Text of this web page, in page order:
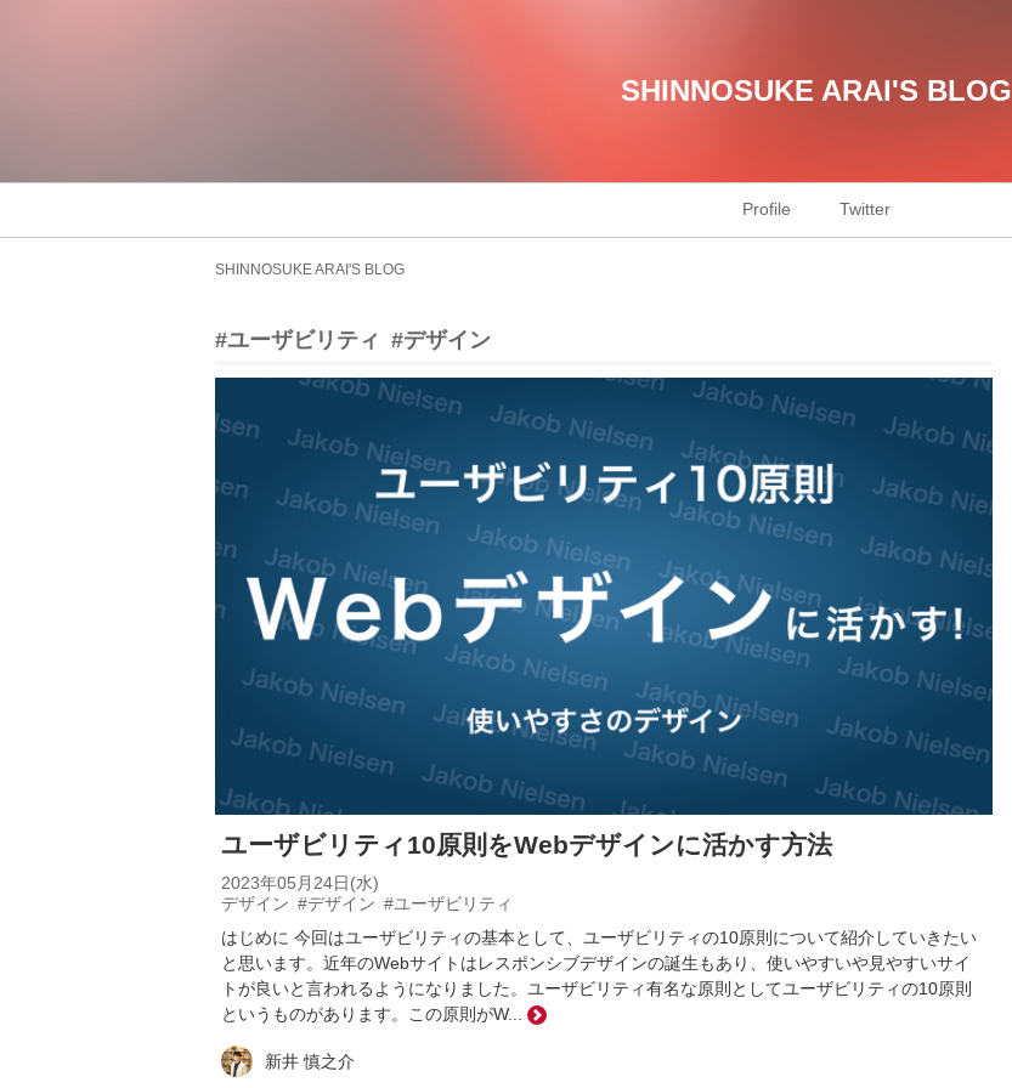
SHINNOSUKE ARAI'S BLOG
Profile Twitter
SHINNOSUKE ARAI'S BLOG
#ユーザビリティ #デザイン
ユーザビリティ10原則をWebデザインに活かす方法
2023年05月24日(水)
デザイン #デザイン #ユーザビリティ
はじめに 今回はユーザビリティの基本として、ユーザビリティの10原則について紹介していきたい
と思います。近年のWebサイトはレスポンシブデザインの誕生もあり、使いやすいや見やすいサイ
トが良いと言われるようになりました。ユーザビリティ有名な原則としてユーザビリティの10原則
というものがあります。この原則がW...
新井 慎之介